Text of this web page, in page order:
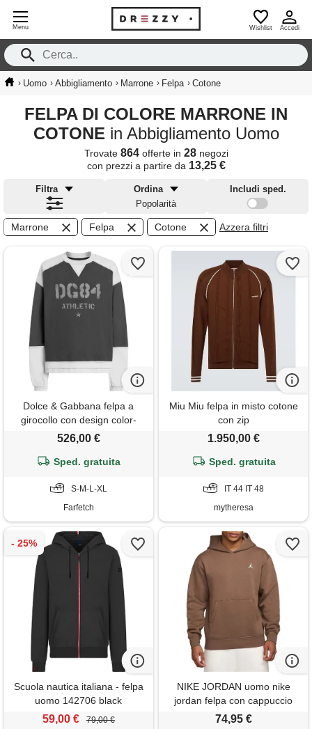
Menu Wishlist Accedi
› Uomo › Abbigliamento › Marrone › Felpa › Cotone
FELPA DI COLORE MARRONE IN
COTONE in Abbigliamento Uomo
Trovate 864offerte in 28negozi
con prezzi a partire da 13,25 €
Filtra
Ordina
Popolarità
Includi sped.
Marrone Felpa Cotone Azzera filtri
Dolce & Gabbana felpa a
girocollo con design color-
block - grigio
526,00 €
Sped. gratuita
S-M-L-XL
Farfetch
Miu Miu felpa in misto cotone
con zip
1.950,00 €
Sped. gratuita
IT 44 IT 48
mytheresa
Scuola nautica italiana - felpa
uomo 142706 black
59,00 € 79,00 €
NIKE JORDAN uomo nike
jordan felpa con cappuccio
brooklyn
74,95 €